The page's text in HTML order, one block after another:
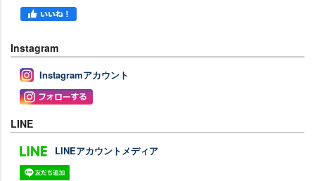
Instagram
Instagramアカウント
LINE
LINEアカウントメディア